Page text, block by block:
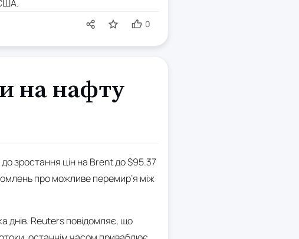
0
на нафту
зростання цін на Brent до $95.37
про можливе перемир’я між
днів. Reuters повідомляє, що